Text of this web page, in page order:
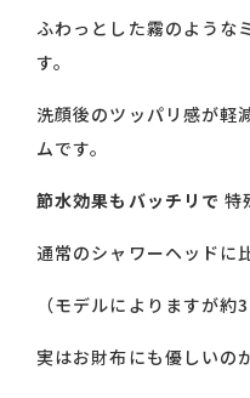
ふわっとした霧のような
す。
洗顔後のツッパリ感が軽
ムです。
節水効果もバッチリで 特
通常のシャワーヘッドに
（モデルによりますが約
実はお財布にも優しいの